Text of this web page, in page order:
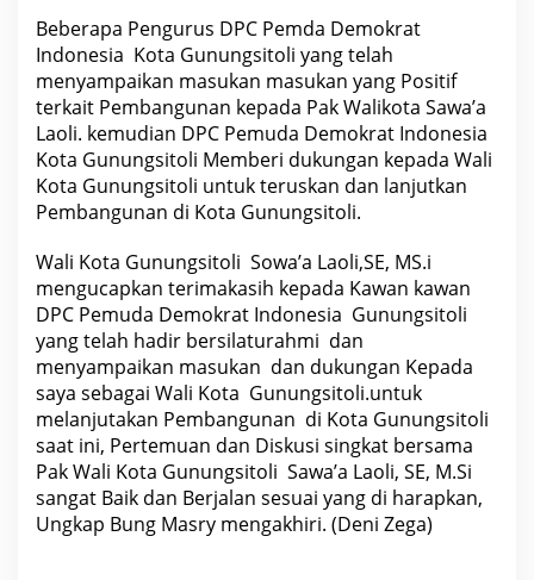
i
t
o
l
i
U
t
u
B
r
a
u
d
i
e
n
s
i
,
e
r
e
m
Beberapa Pengurus DPC Pemda Demokrat
Indonesia Kota Gunungsitoli yang telah
menyampaikan masukan masukan yang Positif
terkait Pembangunan kepada Pak Walikota Sawa’a
Laoli. kemudian DPC Pemuda Demokrat Indonesia
Kota Gunungsitoli Memberi dukungan kepada Wali
Kota Gunungsitoli untuk teruskan dan lanjutkan
Pembangunan di Kota Gunungsitoli.
Wali Kota Gunungsitoli Sowa’a Laoli,SE, MS.i
mengucapkan terimakasih kepada Kawan kawan
DPC Pemuda Demokrat Indonesia Gunungsitoli
yang telah hadir bersilaturahmi dan
menyampaikan masukan dan dukungan Kepada
saya sebagai Wali Kota Gunungsitoli.untuk
melanjutakan Pembangunan di Kota Gunungsitoli
saat ini, Pertemuan dan Diskusi singkat bersama
Pak Wali Kota Gunungsitoli Sawa’a Laoli, SE, M.Si
sangat Baik dan Berjalan sesuai yang di harapkan,
Ungkap Bung Masry mengakhiri. (Deni Zega)